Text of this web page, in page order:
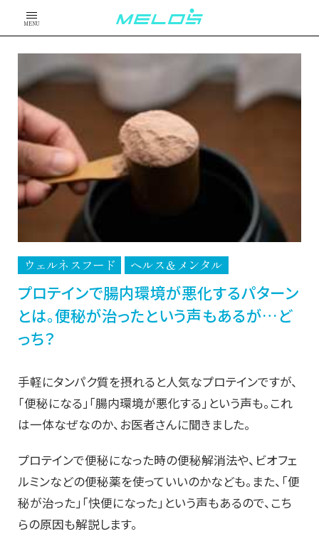
MENU
ウェルネスフード ヘルス＆メンタル
プロテインで腸内環境が悪化するパターン
とは。便秘が治ったという声もあるが…ど
っち？
手軽にタンパク質を摂れると人気なプロテインですが、
「便秘になる」「腸内環境が悪化する」という声も。これ
は一体なぜなのか、お医者さんに聞きました。
プロテインで便秘になった時の便秘解消法や、ビオフェ
ルミンなどの便秘薬を使っていいのかなども。また、「便
秘が治った」「快便になった」という声もあるので、こち
らの原因も解説します。